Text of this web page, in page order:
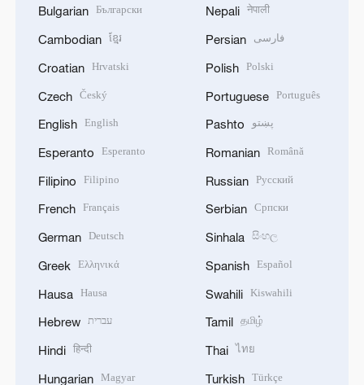
Bulgarian Български
Cambodian ខ្មែរ
Croatian Hrvatski
Czech Český
English English
Esperanto Esperanto
Filipino Filipino
French Français
German Deutsch
Greek Ελληνικά
Hausa Hausa
Hebrew עברית
Hindi हिन्दी
Hungarian Magyar
Nepali नेपाली
Persian فارسی
Polish Polski
Portuguese Português
Pashto پښتو
Romanian Română
Russian Русский
Serbian Српски
Sinhala සිංහල
Spanish Español
Swahili Kiswahili
Tamil தமிழ்
Thai ไทย
Turkish Türkçe